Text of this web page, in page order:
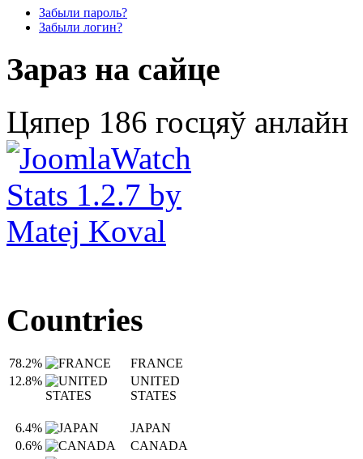
Забыли пароль?
Забыли логин?
Зараз на сайце
Цяпер 186 госцяў анлайн
Countries
78.2%
FRANCE
12.8%
UNITED
STATES
6.4%
JAPAN
0.6%
CANADA